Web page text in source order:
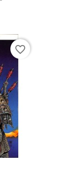
favorite_border